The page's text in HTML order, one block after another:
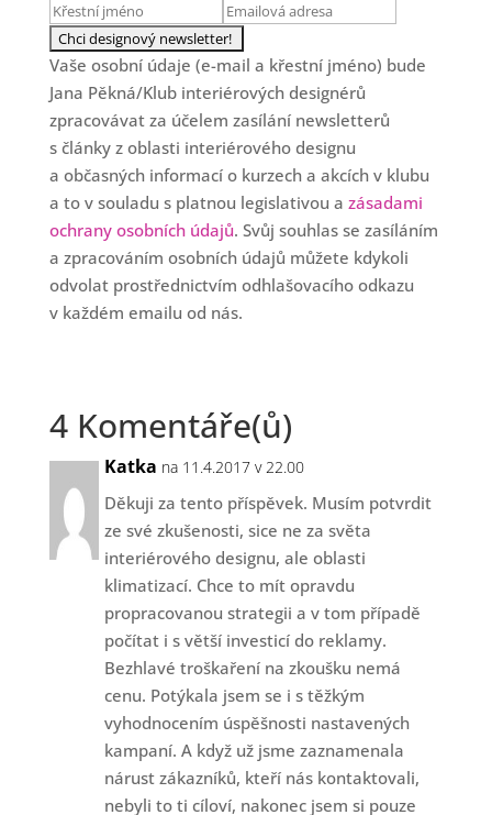
Vaše osobní údaje (e-mail a křestní jméno) bude
Jana Pěkná/Klub interiérových designérů
zpracovávat za účelem zasílání newsletterů
s články z oblasti interiérového designu
a občasných informací o kurzech a akcích v klubu
a to v souladu s platnou legislativou a zásadami
ochrany osobních údajů. Svůj souhlas se zasíláním
a zpracováním osobních údajů můžete kdykoli
odvolat prostřednictvím odhlašovacího odkazu
v každém emailu od nás.
4 Komentáře(ů)
Katka na 11.4.2017 v 22.00
Děkuji za tento příspěvek. Musím potvrdit
ze své zkušenosti, sice ne za světa
interiérového designu, ale oblasti
klimatizací. Chce to mít opravdu
propracovanou strategii a v tom případě
počítat i s větší investicí do reklamy.
Bezhlavé troškaření na zkoušku nemá
cenu. Potýkala jsem se i s těžkým
vyhodnocením úspěšnosti nastavených
kampaní. A když už jsme zaznamenala
nárust zákazníků, kteří nás kontaktovali,
nebyli to ti cíloví, nakonec jsem si pouze